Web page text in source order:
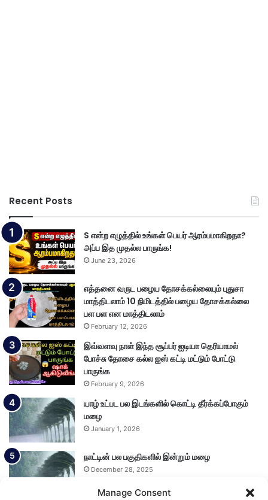
Manage Consent
Recent Posts
S என்ற எழுத்தில் உங்கள் பெயர் ஆரம்பமாகிறதா?
அப்ப இத முதல்ல பாருங்க!
June 23, 2026
எத்தனை வருட பழைய தோசக்கல்லையும் புதுசா
மாத்திடலாம் 10 நிமிடத்தில் பழைய தோசக்கல்லை
பள பள என மாத்திடலாம்
February 12, 2026
இவ்வளவு நாள் இந்த சூப்பர் ஐடியா தெரியாமல்
போச்சு தோசை கல்ல ஐஸ் கட்டி மட்டும் போட்டு
பாருங்க
February 9, 2026
யாழ் உட்பட பல இடங்களில் கொட்டி தீர்க்கப்போகும்
மழை
January 1, 2026
நாட்டின் பல பகுதிகளில் இன்றும் மழை
December 28, 2025